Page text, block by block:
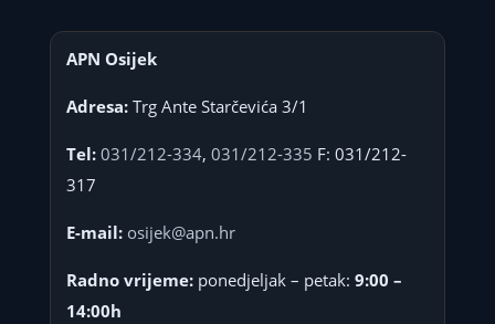
APN Osijek
Adresa:Trg Ante Starčevića 3/1
Tel: 031/212-334, 031/212-335 F: 031/212-
317
E-mail: osijek@apn.hr
Radno vrijeme:ponedjeljak – petak: 9:00 –
14:00h